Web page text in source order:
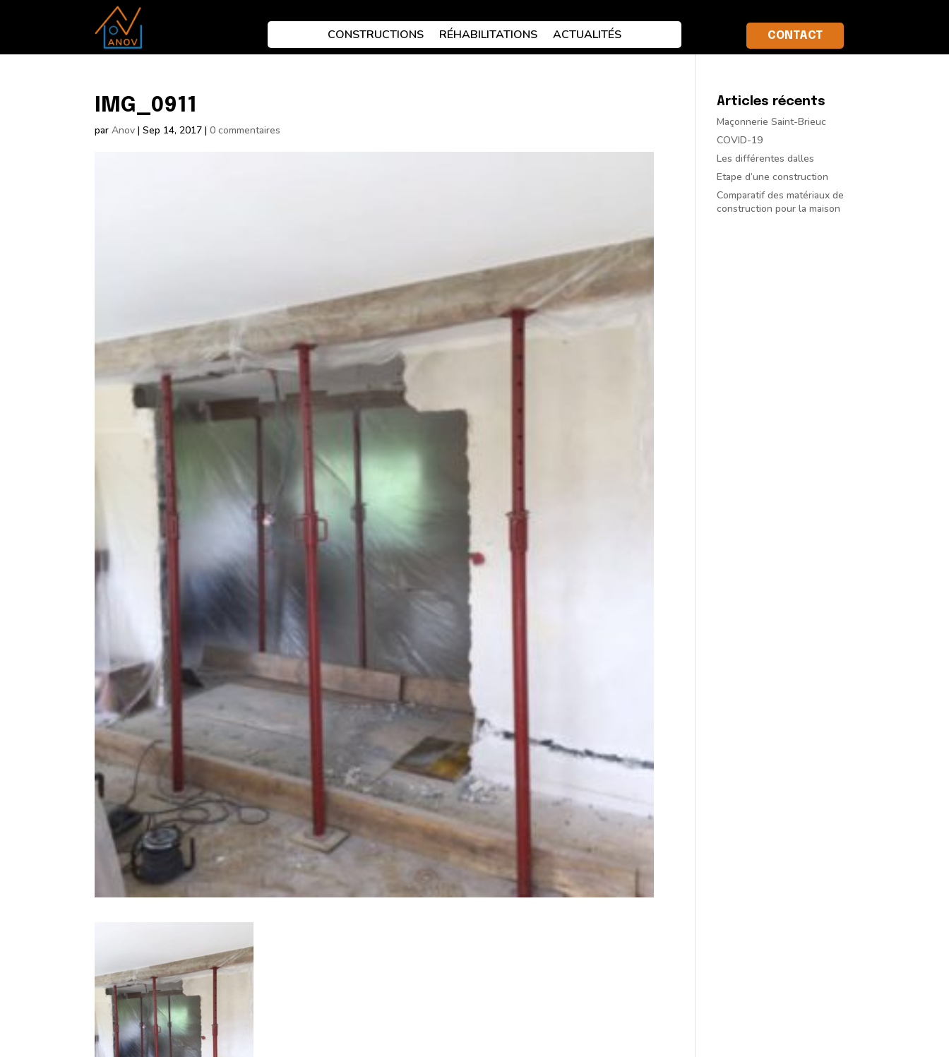
CONSTRUCTIONS RÉHABILITATIONS ACTUALITÉS CONTACT
IMG_0911
parAnov |Sep 14, 2017 |0 commentaires
Articles récents
Maçonnerie Saint-Brieuc
COVID-19
Les différentes dalles
Etape d’une construction
Comparatif des matériaux de
construction pour la maison